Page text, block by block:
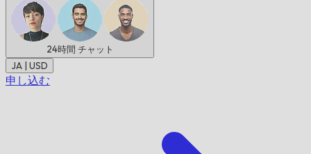
24時間 チャット
JA | USD
申し込む